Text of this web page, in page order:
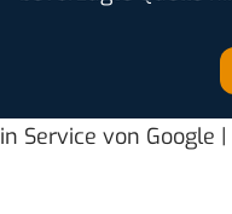
Service von Google